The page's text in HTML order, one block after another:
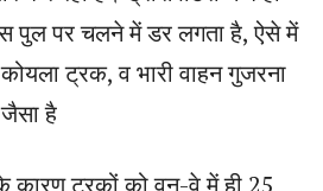
पुल पर चलने में डर लगता है, ऐसे में
ट्रक, व भारी वाहन गुजरना
है